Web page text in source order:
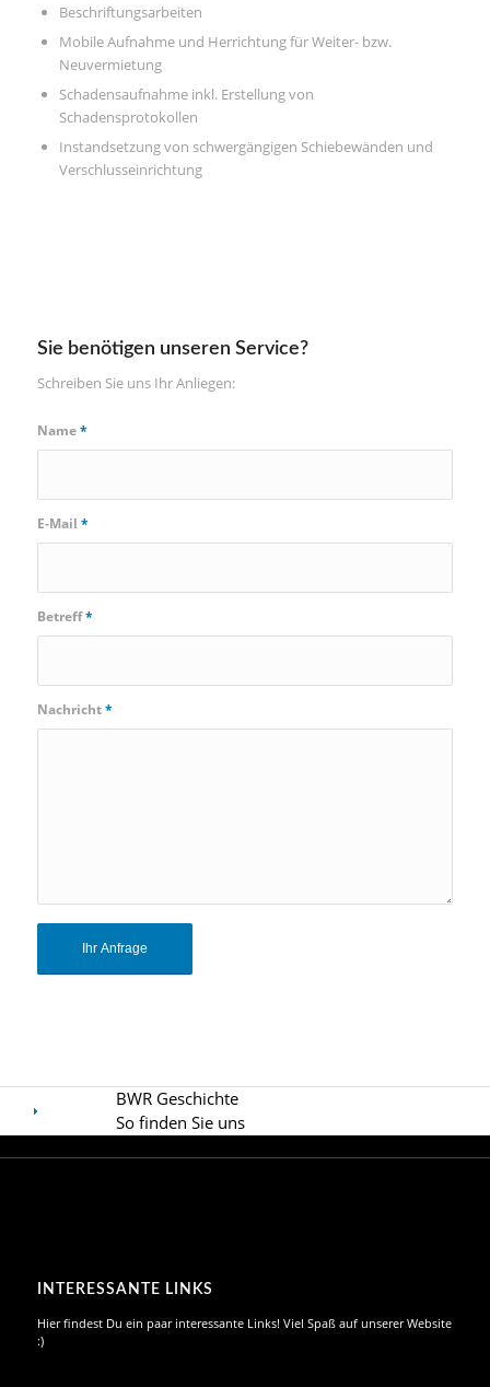
Beschriftungsarbeiten
Mobile Aufnahme und Herrichtung für Weiter- bzw.
Neuvermietung
Schadensaufnahme inkl. Erstellung von
Schadensprotokollen
Instandsetzung von schwergängigen Schiebewänden und
Verschlusseinrichtung
Sie benötigen unseren Service?
Schreiben Sie uns Ihr Anliegen:
Name*
E-Mail *
Betreff*
Nachricht*
BWR Geschichte
So finden Sie uns
INTERESSANTE LINKS
Hier findest Du ein paar interessante Links! Viel Spaß auf unserer Website
:)